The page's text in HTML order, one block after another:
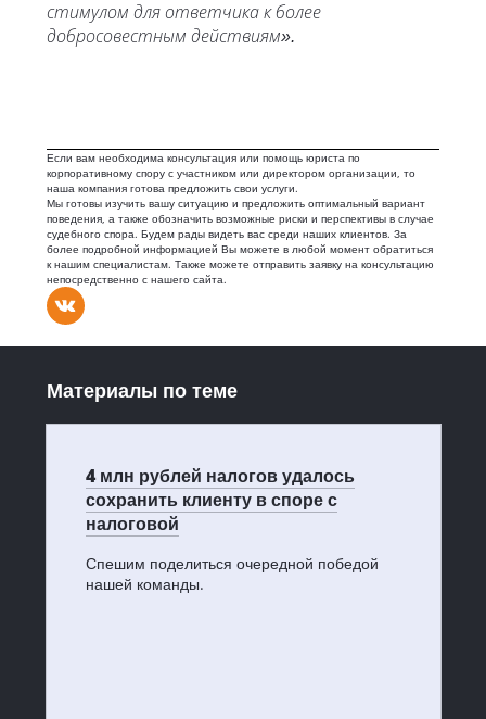
стимулом для ответчика к более
добросовестным действиям».
Если вам необходима консультация или помощь юриста по
корпоративному спору с участником или директором организации, то
наша компания готова предложить свои услуги.
Мы готовы изучить вашу ситуацию и предложить оптимальный вариант
поведения, а также обозначить возможные риски и перспективы в случае
судебного спора. Будем рады видеть вас среди наших клиентов. За
более подробной информацией Вы можете в любой момент обратиться
к нашим специалистам. Также можете отправить заявку на консультацию
непосредственно с нашего сайта.
Материалы по теме
4 млн рублей налогов удалось
сохранить клиенту в споре с
налоговой
Спешим поделиться очередной победой
нашей команды.